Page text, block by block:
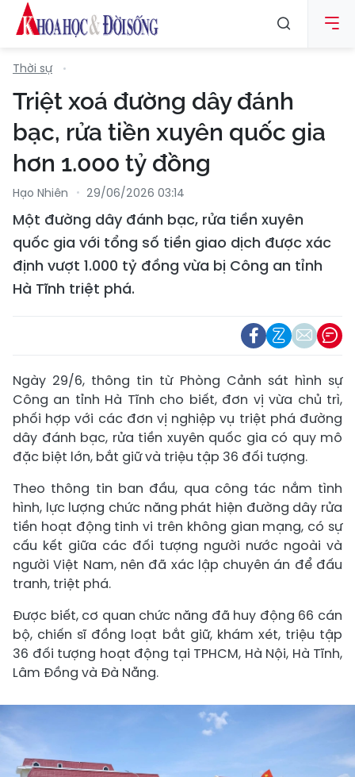
Thời sự
Triệt xoá đường dây đánh
bạc, rửa tiền xuyên quốc gia
hơn 1.000 tỷ đồng
Hạo Nhiên 29/06/2026 03:14
Một đường dây đánh bạc, rửa tiền xuyên
quốc gia với tổng số tiền giao dịch được xác
định vượt 1.000 tỷ đồng vừa bị Công an tỉnh
Hà Tĩnh triệt phá.
Ngày 29/6, thông tin từ Phòng Cảnh sát hình sự
Công an tỉnh Hà Tĩnh cho biết, đơn vị vừa chủ trì,
phối hợp với các đơn vị nghiệp vụ triệt phá đường
dây đánh bạc, rửa tiền xuyên quốc gia có quy mô
đặc biệt lớn, bắt giữ và triệu tập 36 đối tượng.
Theo thông tin ban đầu, qua công tác nắm tình
hình, lực lượng chức năng phát hiện đường dây rửa
tiền hoạt động tinh vi trên không gian mạng, có sự
cấu kết giữa các đối tượng người nước ngoài và
người Việt Nam, nên đã xác lập chuyên án để đấu
tranh, triệt phá.
Được biết, cơ quan chức năng đã huy động 66 cán
bộ, chiến sĩ đồng loạt bắt giữ, khám xét, triệu tập
36 đối tượng hoạt động tại TPHCM, Hà Nội, Hà Tĩnh,
Lâm Đồng và Đà Nẵng.